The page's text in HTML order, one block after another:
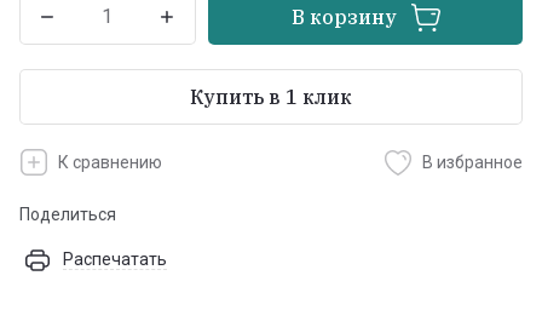
В корзину
Купить в 1 клик
К сравнению В избранное
Поделиться
Распечатать